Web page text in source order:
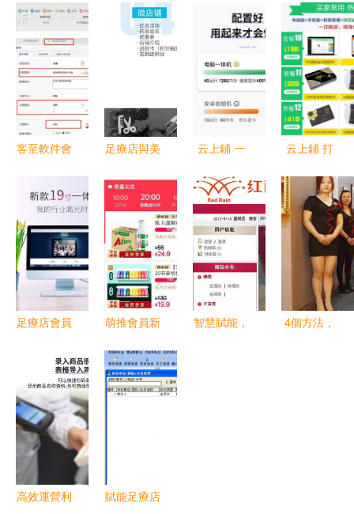
客至軟件會
國慶節活動
攻略，爆單
就靠它了！
足療店與美
字化 從記
賬困惑到智
能化轉型
云上鋪 一
理解決方
案，賦能足
療與美甲店
智能化運營
云上鋪 打
美容養生店
的智慧會員
卡與收銀管
理新體驗
足療店會員
數字化時代
的必備工具
——以“云
上鋪”為例
萌推會員新
秒殺商品上
線，賦能美
智慧賦能，
4個方法，
高效運營利 賦能足療店